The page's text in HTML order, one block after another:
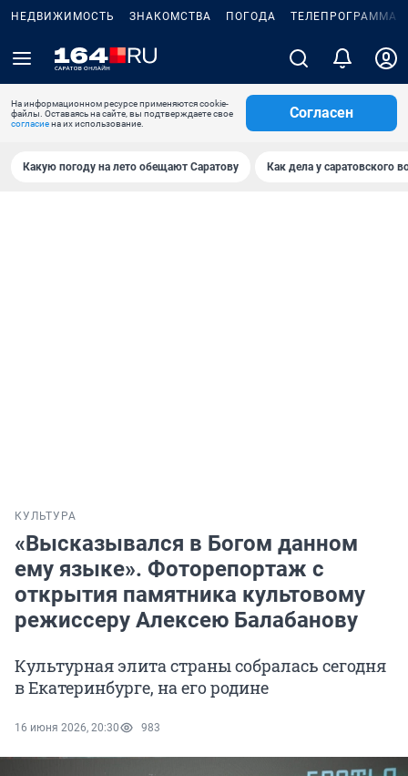
НЕДВИЖИМОСТЬ ЗНАКОМСТВА ПОГОДА ТЕЛЕПРОГРАММА
На информационном ресурсе применяются cookie-
файлы. Оставаясь на сайте, вы подтверждаете свое
согласиена их использование.
Согласен
Какую погоду на лето обещают Саратову Как дела у саратовского
КУЛЬТУРА
«Высказывался в Богом данном
ему языке». Фоторепортаж с
открытия памятника культовому
режиссеру Алексею Балабанову
Культурная элита страны собралась сегодня
в Екатеринбурге, на его родине
16 июня 2026, 20:30 983